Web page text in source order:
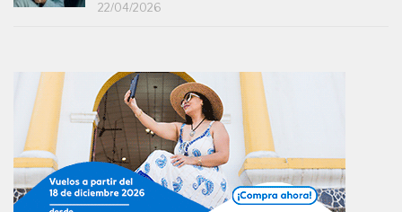
22/04/2026